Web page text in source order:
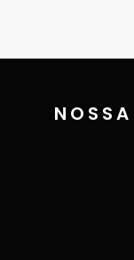
NOSSA